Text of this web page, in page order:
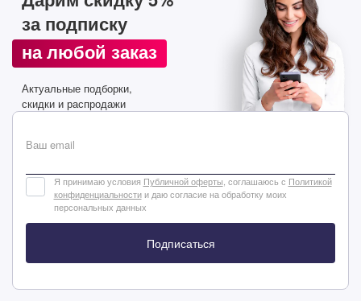
за подписку
на любой заказ
Актуальные подборки,
скидки и распродажи
Ваш email
Я принимаю условия Публичной оферты, соглашаюсь с Политикой
конфиденциальностии даю согласие на обработку моих
персональных данных
Подписаться